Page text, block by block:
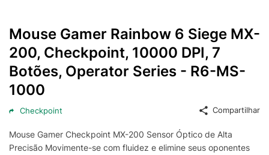
Mouse Gamer Rainbow 6 Siege MX-
200, Checkpoint, 10000 DPI, 7
Botões, Operator Series - R6-MS-
1000
Checkpoint Compartilhar
Mouse Gamer Checkpoint MX-200 Sensor Óptico de Alta
Precisão Movimente-se com fluidez e elimine seus oponentes